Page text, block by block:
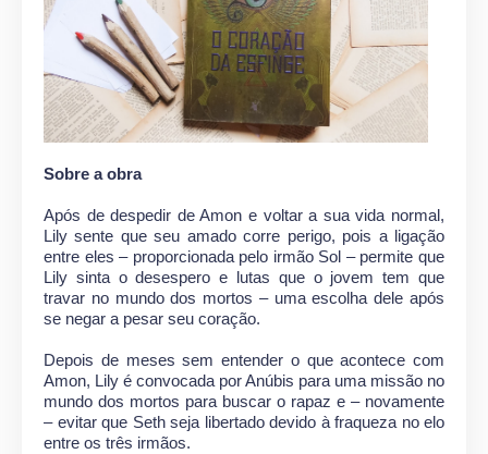
Sobre a obra
Após de despedir de Amon e voltar a sua vida normal,
Lily sente que seu amado corre perigo, pois a ligação
entre eles – proporcionada pelo irmão Sol – permite que
Lily sinta o desespero e lutas que o jovem tem que
travar no mundo dos mortos – uma escolha dele após
se negar a pesar seu coração.
Depois de meses sem entender o que acontece com
Amon, Lily é convocada por Anúbis para uma missão no
mundo dos mortos para buscar o rapaz e – novamente
– evitar que Seth seja libertado devido à fraqueza no elo
entre os três irmãos.